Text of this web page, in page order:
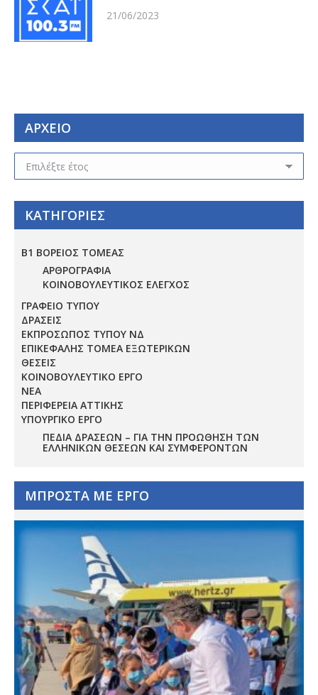
21/06/2023
ΑΡΧΕΙΟ
ΑΡΧΕΙΟ
ΚΑΤΗΓΟΡΙΕΣ
Β1 ΒΟΡΕΙΟΣ ΤΟΜΕΑΣ
ΑΡΘΡΟΓΡΑΦΙΑ
ΚΟΙΝΟΒΟΥΛΕΥΤΙΚΟΣ ΕΛΕΓΧΟΣ
ΓΡΑΦΕΙΟ ΤΥΠΟΥ
ΔΡΑΣΕΙΣ
ΕΚΠΡΟΣΩΠΟΣ ΤΥΠΟΥ ΝΔ
ΕΠΙΚΕΦΑΛΗΣ ΤΟΜΕΑ ΕΞΩΤΕΡΙΚΩΝ
ΘΕΣΕΙΣ
ΚΟΙΝΟΒΟΥΛΕΥΤΙΚΟ ΕΡΓΟ
ΝΕΑ
ΠΕΡΙΦΕΡΕΙΑ ΑΤΤΙΚΗΣ
ΥΠΟΥΡΓΙΚΟ ΕΡΓΟ
ΠΕΔΊΑ ΔΡΆΣΕΩΝ – ΓΙΑ ΤΗΝ ΠΡΟΏΘΗΣΗ ΤΩΝ
ΕΛΛΗΝΙΚΏΝ ΘΈΣΕΩΝ ΚΑΙ ΣΥΜΦΕΡΌΝΤΩΝ
ΜΠΡΟΣΤΑ ΜΕ ΕΡΓΟ